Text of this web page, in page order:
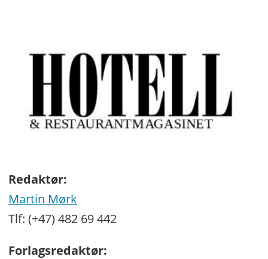
Redaktør:
Martin Mørk
Tlf: (+47) 482 69 442
Forlagsredaktør: